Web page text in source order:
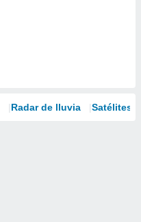
Radar de lluvia Satélites